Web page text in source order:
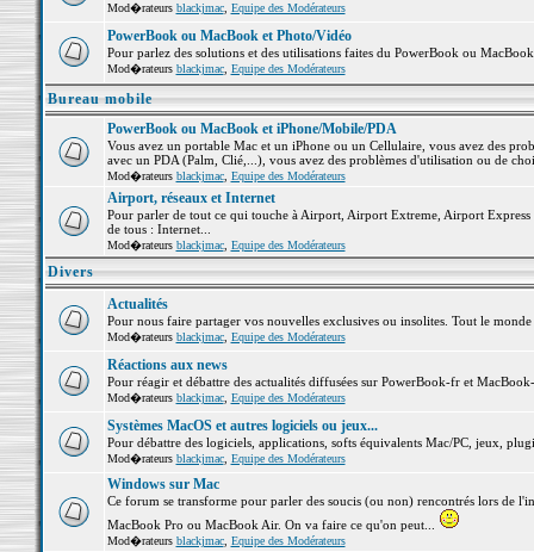
Mod�rateurs blackjmac, Equipe des Modérateurs
PowerBook ou MacBook et Photo/Vidéo
Pour parlez des solutions et des utilisations faites du PowerBook ou
Mod�rateurs blackjmac, Equipe des Modérateurs
Bureau mobile
PowerBook ou MacBook et iPhone/Mobile/PDA
Vous avez un portable Mac et un iPhone ou un Cellulaire, vous avez des
avec un PDA (Palm, Clié,...), vous avez des problèmes d'utilisation ou de
Mod�rateurs blackjmac, Equipe des Modérateurs
Airport, réseaux et Internet
Pour parler de tout ce qui touche à Airport, Airport Extreme, Airport
de tous : Internet...
Mod�rateurs blackjmac, Equipe des Modérateurs
Divers
Actualités
Pour nous faire partager vos nouvelles exclusives ou insolites. Tout le
Mod�rateurs blackjmac, Equipe des Modérateurs
Réactions aux news
Pour réagir et débattre des actualités diffusées sur PowerBook-fr et
Mod�rateurs blackjmac, Equipe des Modérateurs
Systèmes MacOS et autres logiciels ou jeux...
Pour débattre des logiciels, applications, softs équivalents Mac/PC, jeux,
Mod�rateurs blackjmac, Equipe des Modérateurs
Windows sur Mac
Ce forum se transforme pour parler des soucis (ou non) rencontrés lors de
MacBook Pro ou MacBook Air. On va faire ce qu'on peut...
Mod�rateurs blackjmac, Equipe des Modérateurs